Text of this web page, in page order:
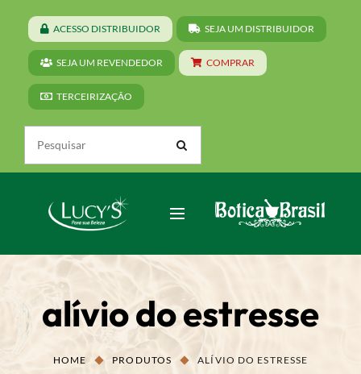
ACESSO DISTRIBUIDOR SEJA UM DISTRIBUIDOR
SEJA UM REVENDEDOR COMPRAR
TERCEIRIZAÇÃO
alívio do estresse
HOME PRODUTOS ALÍVIO DO ESTRESSE